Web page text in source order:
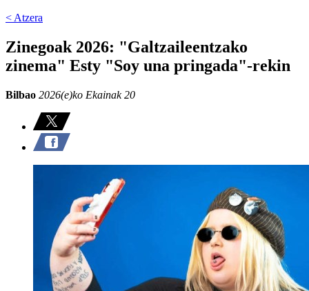
< Atzera
Zinegoak 2026: "Galtzaileentzako
zinema" Esty "Soy una pringada"-rekin
Bilbao 2026(e)ko Ekainak 20